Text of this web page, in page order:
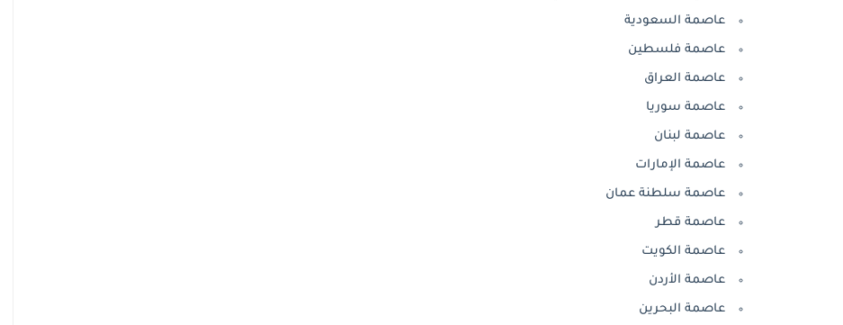
عاصمة السعودية
عاصمة فلسطين
عاصمة العراق
عاصمة سوريا
عاصمة لبنان
عاصمة الإمارات
عاصمة سلطنة عمان
عاصمة قطر
عاصمة الكويت
عاصمة الأردن
عاصمة البحرين